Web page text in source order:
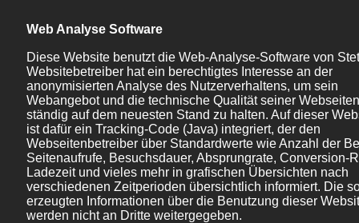
Web Analyse Software
Diese Website benutzt die Web-Analyse-Software von
Websitebetreiber hat ein berechtigtes Interesse an der
anonymisierten Analyse des Nutzerverhaltens, um sein
Webangebot und die technische Qualität seiner Webseiten
ständig auf dem neuesten Stand zu halten. Auf dieser
ist dafür ein Tracking-Code (Java) integriert, der den
Webseitenbetreiber über Standardwerte wie Anzahl der
Seitenaufrufe, Besuchsdauer, Absprungrate, Conversion-
Ladezeit und vieles mehr in grafischen Übersichten nach
verschiedenen Zeitperioden übersichtlich informiert. Die
erzeugten Informationen über die Benutzung dieser
werden nicht an Dritte weitergegeben.